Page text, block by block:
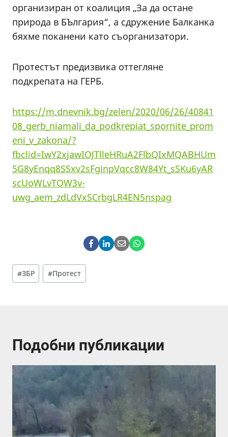
организиран от коалиция „За да остане
природа в БЪлгария“, а сдружение Балканка
бяхме поканени като съорганизатори.
Протестът предизвика оттегляне
подкрепата на ГЕРБ.
https://m.dnevnik.bg/zelen/2020/06/26/40841
08_gerb_niamali_da_podkrepiat_spornite_prom
eni_v_zakona/?
fbclid=IwY2xjawIOJTlleHRuA2FlbQIxMQABHUm
5G8yEnqq8SSxv2sFginpVqcc8W84Yt_sSKu6yAR
scUoWLvTOW3v-
uwg_aem_zdLdVxSCrbgLR4EN5nspag
Post
Tags:
#ЗБР #Протест
Подобни публикации